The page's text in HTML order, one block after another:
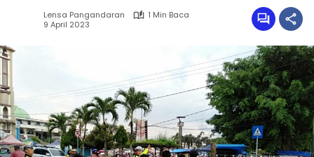
Lensa Pangandaran
1 Min Baca
9 April 2023